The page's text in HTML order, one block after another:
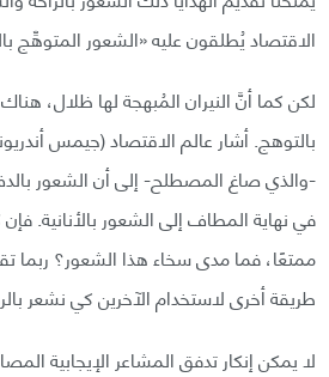
الاقتصاد يُطلقون عليه «الشعور المتوهِّج
لكن كما أنَّ النيران المُبهجة لها ظلال،
-والذي صاغ المصطلح- إلى أن الشعور
في نهاية المطاف إلى الشعور بالأنانية.
ممتعًا، فما مدى سخاء هذا الشعور؟ ربما
طريقة أخرى لاستخدام الآخرين كي نشعر
لا يمكن إنكار تدفق المشاعر الإيجابية